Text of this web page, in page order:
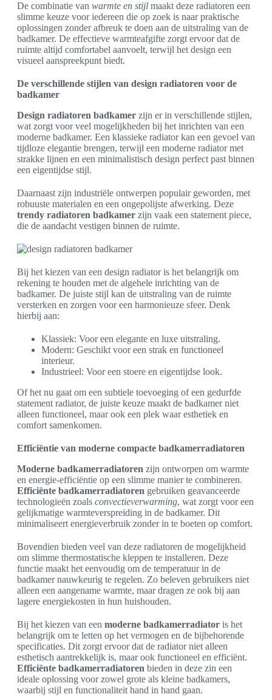
De combinatie van warmte en stijl maakt deze radiatoren een
slimme keuze voor iedereen die op zoek is naar praktische
oplossingen zonder afbreuk te doen aan de uitstraling van de
badkamer. De effectieve warmteafgifte zorgt ervoor dat de
ruimte altijd comfortabel aanvoelt, terwijl het design een
visueel aanspreekpunt biedt.
De verschillende stijlen van design radiatoren voor de
badkamer
Design radiatoren badkamer zijn er in verschillende stijlen,
wat zorgt voor veel mogelijkheden bij het inrichten van een
moderne badkamer. Een klassieke radiator kan een gevoel van
tijdloze elegantie brengen, terwijl een moderne radiator met
strakke lijnen en een minimalistisch design perfect past binnen
een eigentijdse stijl.
Daarnaast zijn industriële ontwerpen populair geworden, met
robuuste materialen en een ongepolijste afwerking. Deze
trendy radiatoren badkamer zijn vaak een statement piece,
die de aandacht vestigen binnen de ruimte.
Bij het kiezen van een design radiator is het belangrijk om
rekening te houden met de algehele inrichting van de
badkamer. De juiste stijl kan de uitstraling van de ruimte
versterken en zorgen voor een harmonieuze sfeer. Denk
hierbij aan:
Klassiek: Voor een elegante en luxe uitstraling.
Modern: Geschikt voor een strak en functioneel
interieur.
Industrieel: Voor een stoere en eigentijdse look.
Of het nu gaat om een subtiele toevoeging of een gedurfde
statement radiator, de juiste keuze maakt de badkamer niet
alleen functioneel, maar ook een plek waar esthetiek en
comfort samenkomen.
Efficiëntie van moderne compacte badkamerradiatoren
Moderne badkamerradiatoren zijn ontworpen om warmte
en energie-efficiëntie op een slimme manier te combineren.
Efficiënte badkamerradiatoren gebruiken geavanceerde
technologieën zoals convectieverwarming, wat zorgt voor een
gelijkmatige warmteverspreiding in de badkamer. Dit
minimaliseert energieverbruik zonder in te boeten op comfort.
Bovendien bieden veel van deze radiatoren de mogelijkheid
om slimme thermostatische kleppen te installeren. Deze
functie maakt het eenvoudig om de temperatuur in de
badkamer nauwkeurig te regelen. Zo beleven gebruikers niet
alleen een aangename warmte, maar dragen ze ook bij aan
lagere energiekosten in hun huishouden.
Bij het kiezen van een moderne badkamerradiator is het
belangrijk om te letten op het vermogen en de bijbehorende
specificaties. Dit zorgt ervoor dat de radiator niet alleen
esthetisch aantrekkelijk is, maar ook functioneel en efficiënt.
Efficiënte badkamerradiatoren bieden in deze zin een
ideale oplossing voor zowel grote als kleine badkamers,
waarbij stijl en functionaliteit hand in hand gaan.